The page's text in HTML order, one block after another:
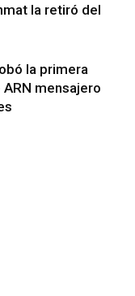
la retiró del
la primera
mensajero